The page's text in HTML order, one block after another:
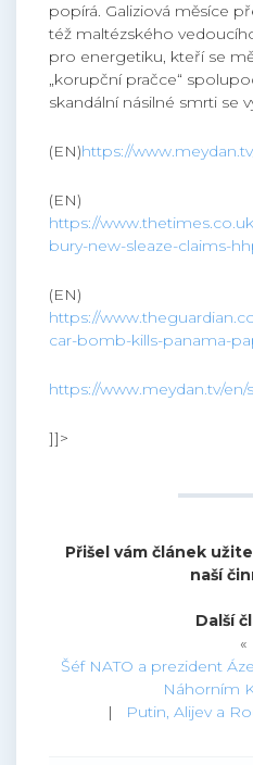
popírá. Galiziová měsíce
též maltézského
pro energetiku, kteří se
„korupční pračce“
skandální násilné smrti se
(EN)https://
(EN)
https://
bury-new-sleaze-claims-
(EN)
https://
car-bomb-kills-panama-
https://www.meydan.tv/en/
]]>
Přišel vám článek
naší
Další
«
Šéf NATO a prezident
Náhorním
|
Putin, Alijev a